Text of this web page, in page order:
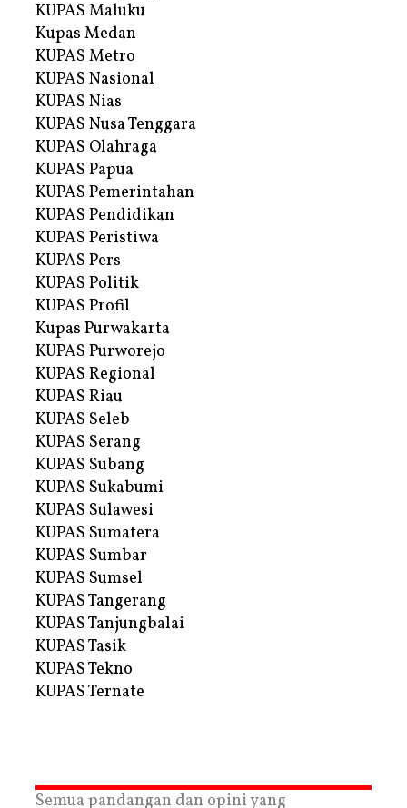
KUPAS Maluku
Kupas Medan
KUPAS Metro
KUPAS Nasional
KUPAS Nias
KUPAS Nusa Tenggara
KUPAS Olahraga
KUPAS Papua
KUPAS Pemerintahan
KUPAS Pendidikan
KUPAS Peristiwa
KUPAS Pers
KUPAS Politik
KUPAS Profil
Kupas Purwakarta
KUPAS Purworejo
KUPAS Regional
KUPAS Riau
KUPAS Seleb
KUPAS Serang
KUPAS Subang
KUPAS Sukabumi
KUPAS Sulawesi
KUPAS Sumatera
KUPAS Sumbar
KUPAS Sumsel
KUPAS Tangerang
KUPAS Tanjungbalai
KUPAS Tasik
KUPAS Tekno
KUPAS Ternate
Semua pandangan dan opini yang